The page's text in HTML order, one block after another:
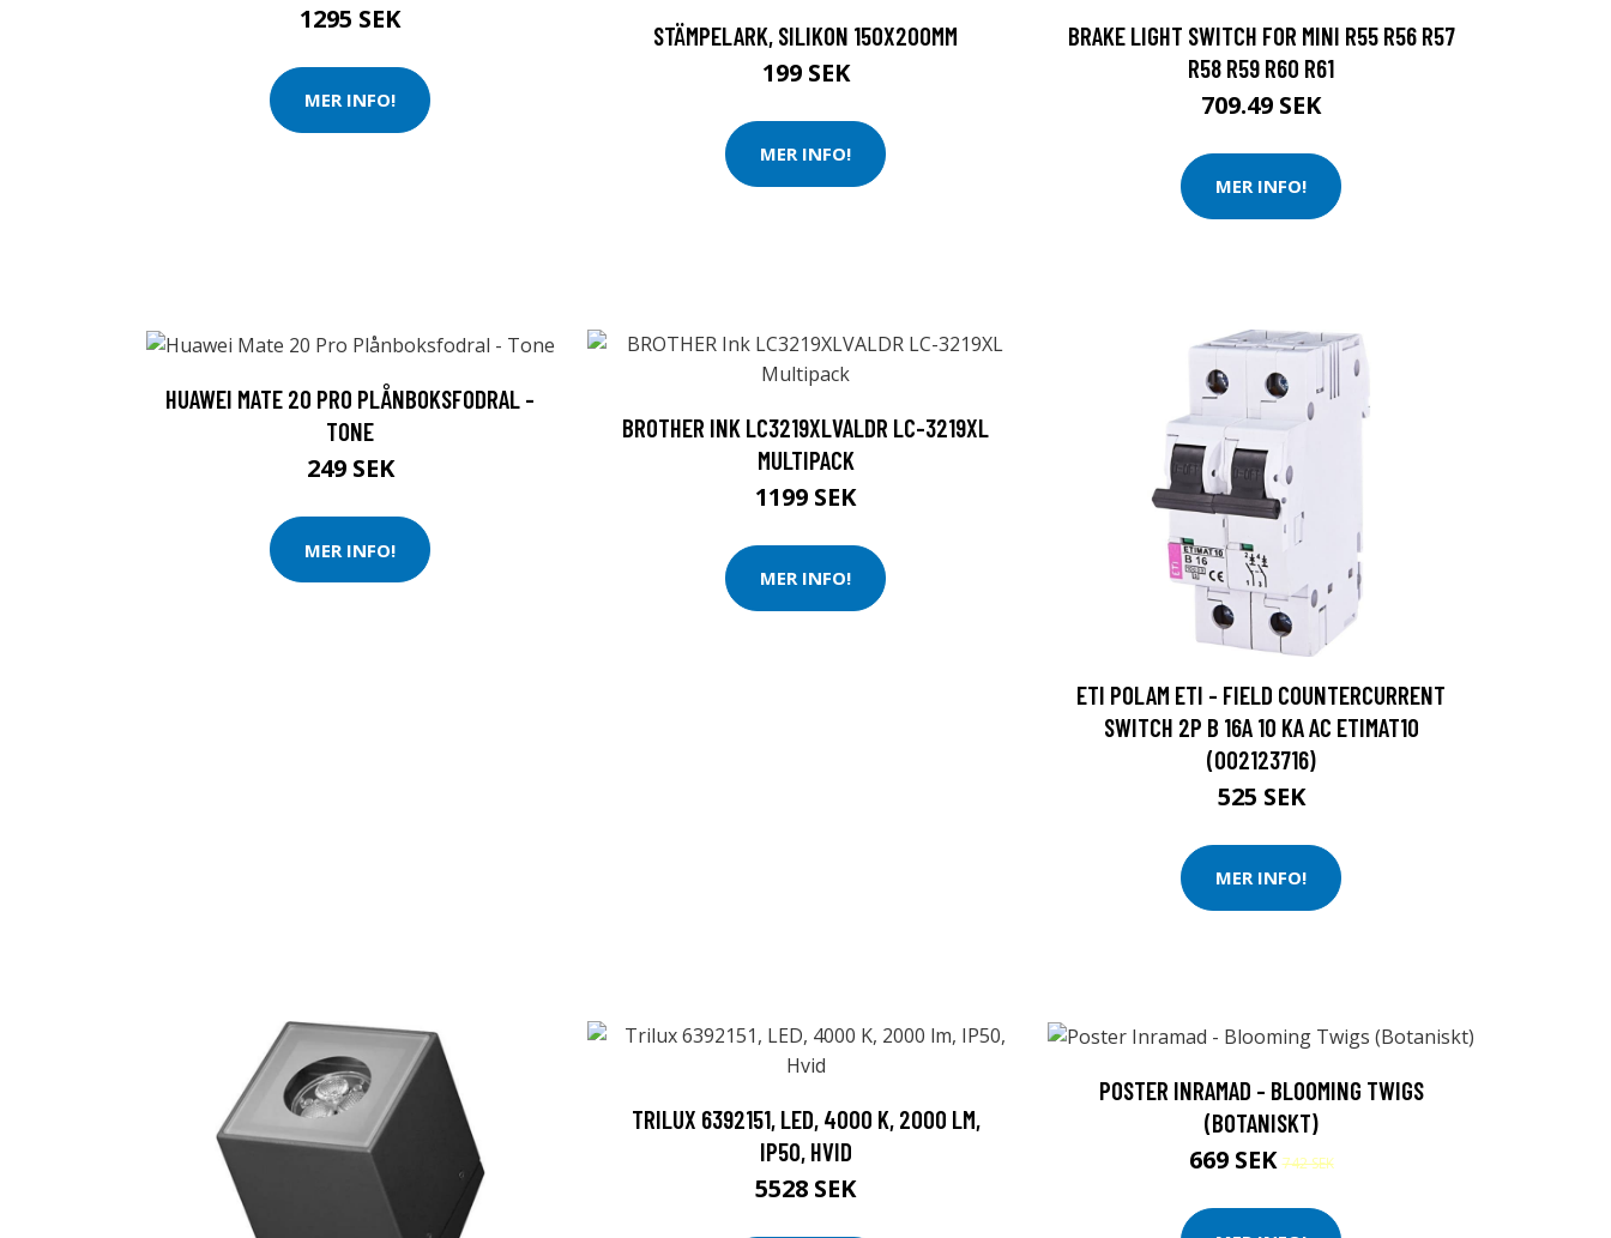
1295 SEK
MER INFO!
STÄMPELARK, SILIKON 150X200MM
199 SEK
MER INFO!
BRAKE LIGHT SWITCH FOR MINI R55 R56 R57
R58 R59 R60 R61
709.49 SEK
MER INFO!
HUAWEI MATE 20 PRO PLÅNBOKSFODRAL -
TONE
249 SEK
MER INFO!
BROTHER INK LC3219XLVALDR LC-3219XL
MULTIPACK
1199 SEK
MER INFO!
ETI POLAM ETI - FIELD COUNTERCURRENT
SWITCH 2P B 16A 10 KA AC ETIMAT10
(002123716)
525 SEK
MER INFO!
TRILUX 6392151, LED, 4000 K, 2000 LM,
IP50, HVID
5528 SEK
POSTER INRAMAD - BLOOMING TWIGS
(BOTANISKT)
669 SEK742 SEK